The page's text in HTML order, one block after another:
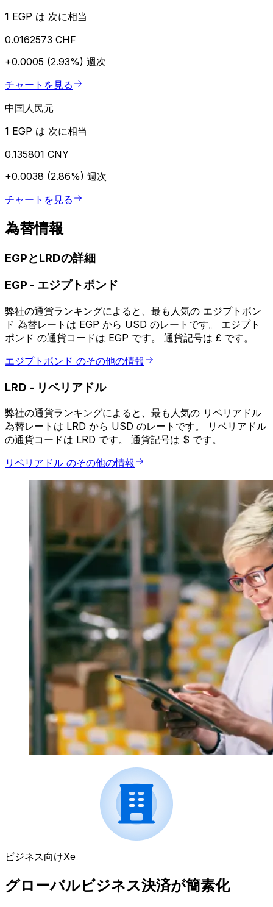
1 EGP は 次に相当
0.0162573 CHF
+0.0005 (2.93%) 週次
チャートを見る
中国人民元
1 EGP は 次に相当
0.135801 CNY
+0.0038 (2.86%) 週次
チャートを見る
為替情報
EGPとLRDの詳細
EGP - エジプトポンド
弊社の通貨ランキングによると、最も人気の エジプトポン
ド 為替レートは EGP から USD のレートです。 エジプト
ポンド の通貨コードは EGP です。 通貨記号は £ です。
エジプトポンド のその他の情報
LRD - リベリアドル
弊社の通貨ランキングによると、最も人気の リベリアドル
為替レートは LRD から USD のレートです。 リベリアドル
の通貨コードは LRD です。 通貨記号は $ です。
リベリアドル のその他の情報
ビジネス向けXe
グローバルビジネス決済が簡素化